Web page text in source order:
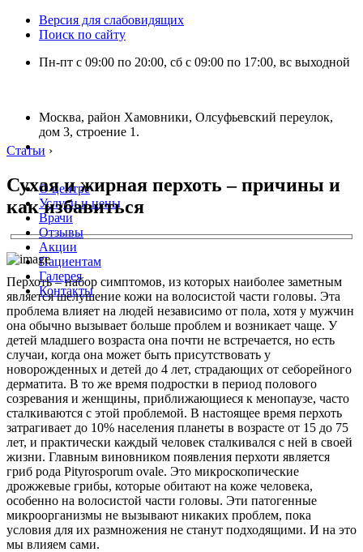
Версия для слабовидящих
Поиск по сайту
Пн-пт с 09:00 по 20:00, сб с 09:00 по 17:00, вс выходной
Москва, район Хамовники, Олсуфьевский переулок,
дом 3, строение 1.
О центре
Услуги и цены
Врачи
Отзывы
Акции
Пациентам
Галерея
Контакты
Статьи ›
Сухая и жирная перхоть – причины и
как избавиться
Перхоть – набор симптомов, из которых наиболее заметным
является шелушение кожи на волосистой части головы. Эта
проблема влияет на людей независимо от пола, хотя у мужчин
она обычно вызывает больше проблем и возникает чаще. У
детей младшего возраста она почти не встречается, но есть
случаи, когда она может быть присутствовать у
новорожденных и детей до 4 лет, страдающих от себорейного
дерматита. В то же время подростки в период полового
созревания и женщины, приближающиеся к менопаузе, часто
сталкиваются с этой проблемой. В настоящее время перхоть
затрагивает до 10% населения планеты в возрасте от 15 до 75
лет, и практически каждый человек сталкивался с ней в своей
жизни. Главным виновником появления перхоти является
гриб рода Pityrosporum ovale. Это микроскопические
дрожжевые грибы, которые обитают на коже человека,
особенно на волосистой части головы. Эти патогенные
микроорганизмы не вызывают никаких проблем, пока
условия для их размножения не станут подходящими. И на это
мы влияем сами.